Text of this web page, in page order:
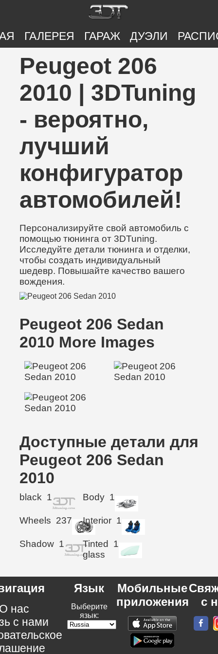
ГАЛЕРЕЯ ГАРАЖ ДУЭЛИ
Peugeot 206
2010 | 3DTuning
- вероятно,
лучший
конфигуратор
автомобилей!
Персонализируйте свой автомобиль с
помощью тюнинга от 3DTuning.
Исследуйте детали тюнинга и отделки,
чтобы создать индивидуальный
шедевр. Повышайте качество вашего
вождения.
Peugeot 206 Sedan
2010 More Images
Доступные детали для
Peugeot 206 Sedan
2010
black 1 Body 1
Wheels 237 Interior 1
Shadow 1
Tinted
glass
1
нас
с нами
Язык
Выберите
язык:
Мобильные
приложения
с